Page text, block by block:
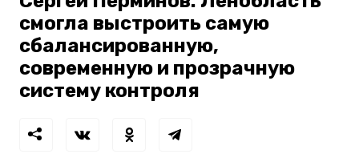
смогла выстроить самую
сбалансированную,
современную и прозрачную
систему контроля